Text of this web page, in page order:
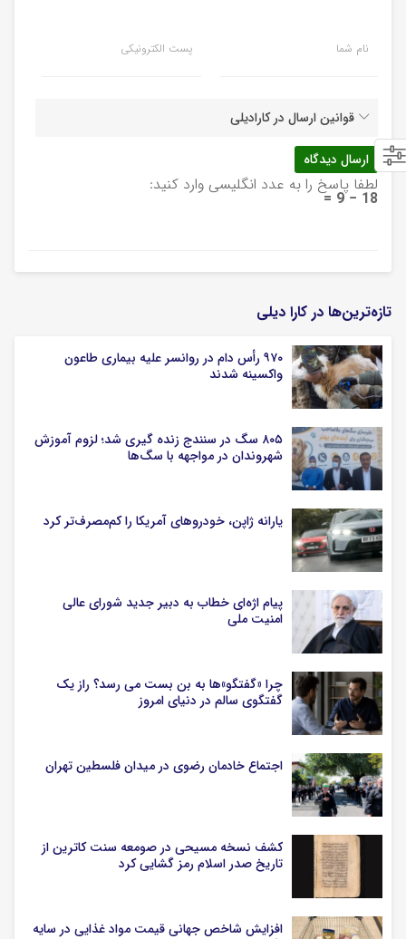
نام شما پست الکترونیکی
قوانین ارسال در کارادیلی
لطفا پاسخ را به عدد انگلیسی وارد کنید:
18 − 9 =
تازه‌ترین‌ها در کارا دیلی
۹۷۰ رأس دام در روانسر علیه بیماری طاعون
واکسینه شدند
۸۰۵ سگ در سنندج زنده گیری شد؛ لزوم آموزش
شهروندان در مواجهه با سگ‌ها
یارانه ژاپن، خودروهای آمریکا را کم‌مصرف‌تر کرد
پیام اژه‌ای خطاب به دبیر جدید شورای عالی
امنیت ملی
چرا «گفتگو»ها به بن بست می رسد؟ راز یک
گفتگوی سالم در دنیای امروز
اجتماع خادمان رضوی در میدان فلسطین تهران
کشف نسخه‌ مسیحی در صومعه سنت کاترین از
تاریخ صدر اسلام رمز گشایی کرد
افزایش شاخص جهانی قیمت مواد غذایی در سایه